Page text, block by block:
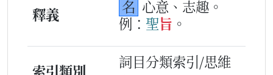
釋義 名 心意、志趣。
例： 聖旨 。
索引類別
詞目分類索引/思維